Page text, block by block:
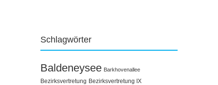
Schlagwörter
Baldeneysee Barkhovenallee
Bezirksvertretung Bezirksvertretung IX